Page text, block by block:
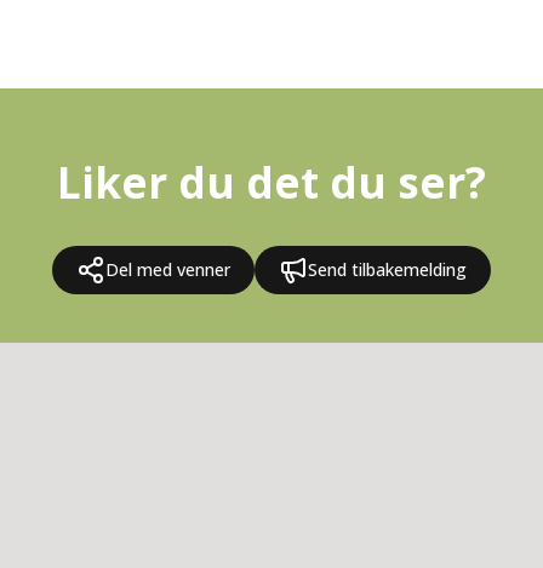
Liker du det du ser?
Del med venner Send tilbakemelding